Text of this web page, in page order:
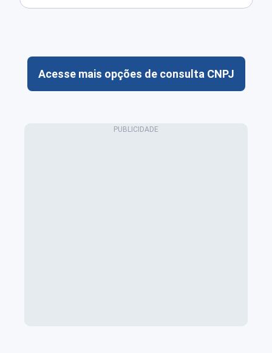
Acesse mais opções de consulta CNPJ